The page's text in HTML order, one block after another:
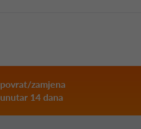
povrat/zamjena
unutar 14 dana